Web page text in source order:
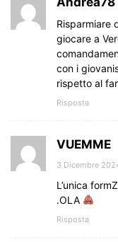
Risparmiare
giocare a
con i
rispetto al
Risposta
VUEMME
3 Dicembre
L’unica
.OLA
Risposta